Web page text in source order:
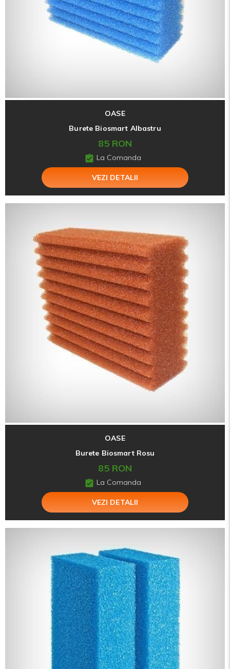
OASE
Burete Biosmart Albastru
85 RON
La Comanda
VEZI DETALII
OASE
Burete Biosmart Rosu
85 RON
La Comanda
VEZI DETALII